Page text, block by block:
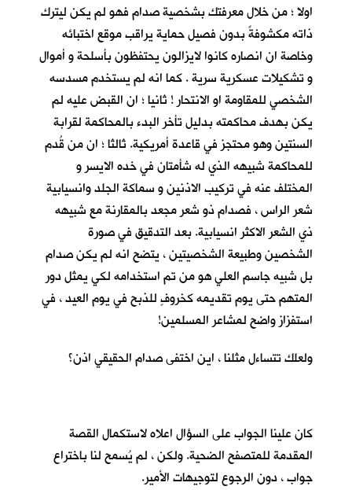
اولا ؛ من خلال معرفتك بشخصية صدام فهو لم يكن ليترك
ذاته مكشوفةً بدون فصيل حماية يراقب موقع اختبائه
وخاصة ان انصاره كانوا لايزالون يحتفظون بأسلحة و أموال
و تشكيلات عسكرية سرية . كما انه لم يستخدم مسدسه
الشخصي للمقاومة او الانتحار ! ثانيا ؛ ان القبض عليه لم
يكن بهدف محاكمته بدليل تأخر البدء بالمحاكمة لقرابة
السنتين وهو محتجز في قاعدة أمريكية. ثالثا ؛ ان من قُدم
للمحاكمة شبيهه الذي له شأمتان في خده الايسر و
المختلف عنه في تركيب الاذنين و سماكة الجلد وانسيابية
شعر الراس ، فصدام ذو شعر مجعد بالمقارنة مع شبيهه
ذي الشعر الاكثر انسيابية. بعد التدقيق في صورة
الشخصين وطبيعة الشخصيتين ، يتضح انه لم يكن صدام
بل شبيه جاسم العلي هو من تم استخدامه لكي يمثل دور
المتهم حتى يوم تقديمه كخروفٍ للذبح في يوم العيد ، في
استفزاز واضح لمشاعر المسلمين!
ولعلك تتساءل مثلنا ، اين اختفى صدام الحقيقي اذن؟
كان علينا الجواب على السؤال اعلاه لاستكمال القصة
المقدمة للمتصفح الضحية. ولكن ، لم يُسمح لنا باختراع
جواب ، دون الرجوع لتوجيهات الأمير.